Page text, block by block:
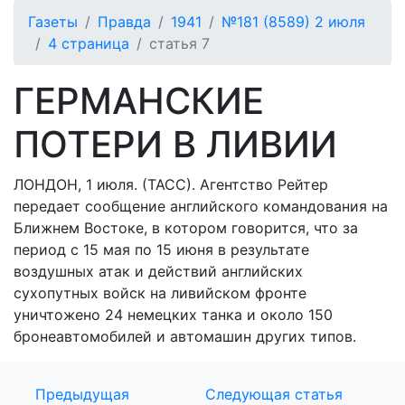
Газеты Правда 1941
№181 (8589) 2 июля
4 страница
статья 7
ГЕРМАНСКИЕ
ПОТЕРИ В ЛИВИИ
ЛОНДОН, 1 июля. (ТАСС). Агентство Рейтер
передает сообщение английского командования на
Ближнем Востоке, в котором говорится, что за
период с 15 мая по 15 июня в результате
воздушных атак и действий английских
сухопутных войск на ливийском фронте
уничтожено 24 немецких танка и около 150
бронеавтомобилей и автомашин других типов.
Предыдущая
Следующая статья